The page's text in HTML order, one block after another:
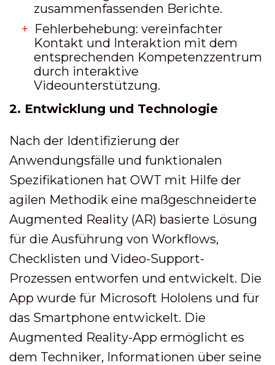
zusammenfassenden Berichte.
Fehlerbehebung: vereinfachter
Kontakt und Interaktion mit dem
entsprechenden Kompetenzzentrum
durch interaktive
Videounterstützung.
2. Entwicklung und Technologie
Nach der Identifizierung der
Anwendungsfälle und funktionalen
Spezifikationen hat OWT mit Hilfe der
agilen Methodik eine maßgeschneiderte
Augmented Reality (AR) basierte Lösung
für die Ausführung von Workflows,
Checklisten und Video-Support-
Prozessen entworfen und entwickelt. Die
App wurde für Microsoft Hololens und für
das Smartphone entwickelt. Die
Augmented Reality-App ermöglicht es
dem Techniker, Informationen über seine